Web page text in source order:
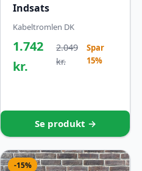
Indsats
Kabeltromlen DK
1.742
kr.
2.049
kr.
Spar
15%
Se produkt →
-15%